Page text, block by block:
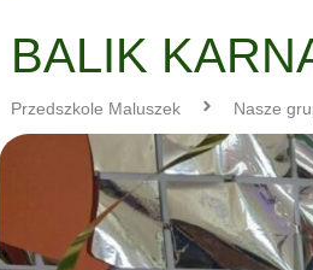
BALIK
Przedszkole Maluszek Nasze